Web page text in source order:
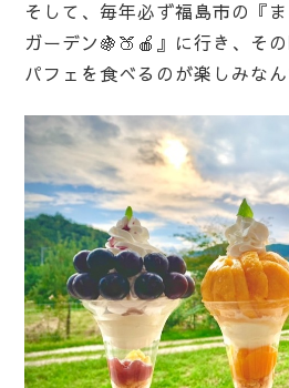
そして、毎年必ず福島市の『
ガーデン🍇🍑🍎』に行き、そ
パフェを食べるのが楽しみな